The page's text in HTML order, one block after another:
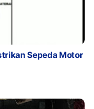
Sepeda Motor